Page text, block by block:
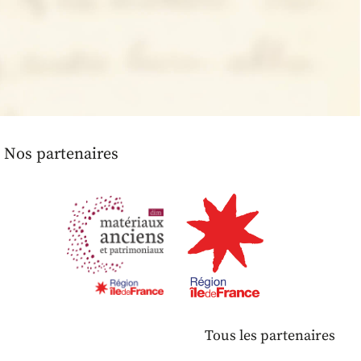
Nos partenaires
Tous les partenaires